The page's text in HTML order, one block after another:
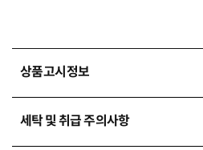
상품고시정보
세탁 및 취급 주의사항